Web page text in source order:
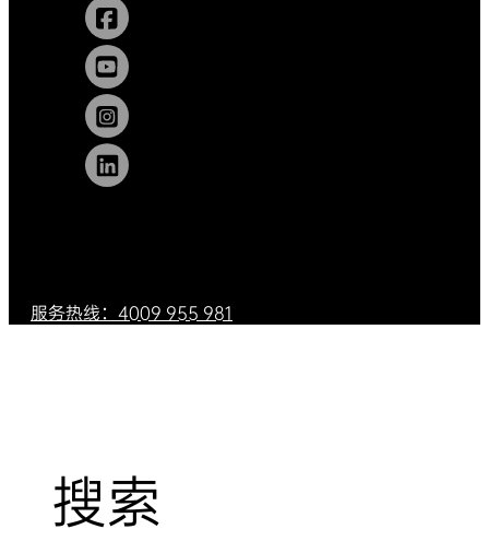
服务热线：4009 955 981
搜索